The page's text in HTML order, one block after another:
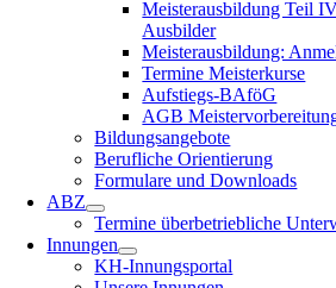
Meisterausbildung Teil
Ausbilder
Meisterausbildung:
Termine Meisterkurse
Aufstiegs-BAföG
AGB
Bildungsangebote
Berufliche Orientierung
Formulare und Downloads
ABZ
Termine überbetriebliche
Innungen
KH-Innungsportal